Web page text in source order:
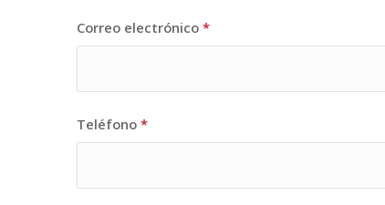
Correo electrónico *
Teléfono *